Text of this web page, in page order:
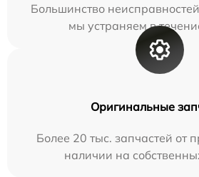
Большинство
мы устраняем в
Оригинальные
Более 20 тыс. запчастей от
наличии на